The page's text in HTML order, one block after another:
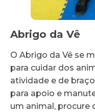
Abrigo da Vê
O Abrigo da Vê se
para cuidar dos
atividade e de
para apoio e
um animal, procure